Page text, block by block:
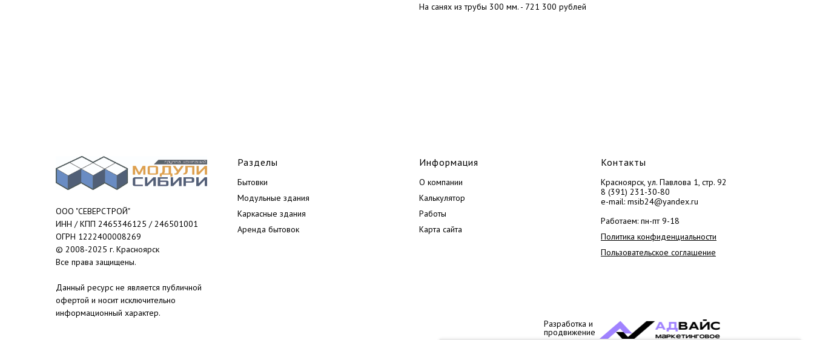
На санях из трубы 300 мм. - 721 300 рублей
ООО "СЕВЕРСТРОЙ"
ИНН / КПП 2465346125 / 246501001
ОГРН 1222400008269
© 2008-2025 г. Красноярск
Все права защищены.
Данный ресурс не является публичной
офертой и носит исключительно
информационный характер.
Разделы
Бытовки
Модульные здания
Каркасные здания
Аренда бытовок
Информация
О компании
Калькулятор
Работы
Карта сайта
Контакты
Красноярск, ул. Павлова 1, стр. 92
8 (391) 231-30-80
e-mail: msib24@yandex.ru
Работаем: пн-пт 9-18
Политика конфиденциальности
Пользовательское соглашение
Разработка и
продвижение